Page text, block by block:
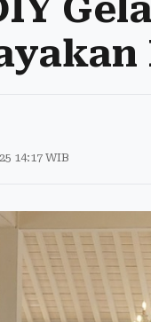
14:17 WIB